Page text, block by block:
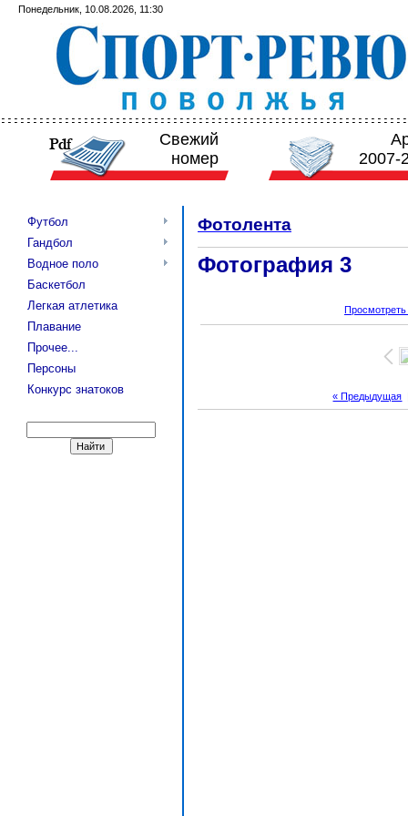
Понедельник, 10.08.2026, 11:30
Свежий
номер
2007-
Футбол
Гандбол
Водное поло
Баскетбол
Легкая атлетика
Плавание
Прочее...
Персоны
Конкурс знатоков
Фотолента
Фотография 3
« Предыдущая